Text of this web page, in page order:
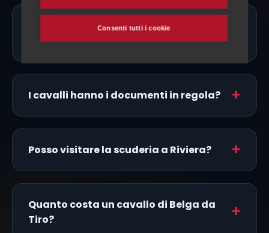
Ci sono allevatori di Belga da Tiro
proprio a Riviera?
I cavalli hanno i documenti in regola?
Posso visitare la scuderia a Riviera?
Quanto costa un cavallo di Belga da
Tiro?
Consenti tutti i cookie